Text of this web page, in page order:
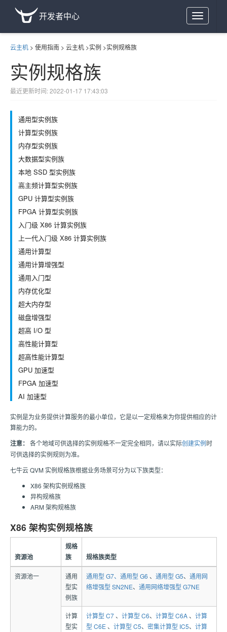
Toggle
navigation
开发者中心
云主机 > 使用指南 > 云主机 >实例 >实例规格族
实例规格族
最近更新时间: 2022-01-17 17:43:03
通用型实例族
计算型实例族
内存型实例族
大数据型实例族
本地 SSD 型实例族
高主频计算型实例族
GPU 计算型实例族
FPGA 计算型实例族
入门级 X86 计算实例族
上一代入门级 X86 计算实例族
通用计算型
通用计算增强型
通用入门型
内存优化型
超大内存型
磁盘增强型
超高 I/O 型
高性能计算型
超高性能计算型
GPU 加速型
FPGA 加速型
AI 加速型
实例是为业务提供计算服务的最小单位，它是以一定规格来为你提供相应的计
算能力的。
注意： 各个地域可供选择的实例规格不一定完全相同，请以实际创建实例时
可供选择的实例规则为准。
七牛云 QVM 实例规格族根据业务场景可分为以下族类型：
X86 架构实例规格族
异构规格族
ARM 架构规格族
X86 架构实例规格族
资源池
规格
族
规格族类型
资源池一
通用
型实
例族
通用型 G7、 通用型 G6 、 通用型 G5、 通用网
络增强型 SN2NE、 通用网络增强型 G7NE
计算
型实
计算型 C7、 计算型 C6、 计算型 C6A、 计算
型 C6E、 计算型 C5、 密集计算型 IC5、 计算